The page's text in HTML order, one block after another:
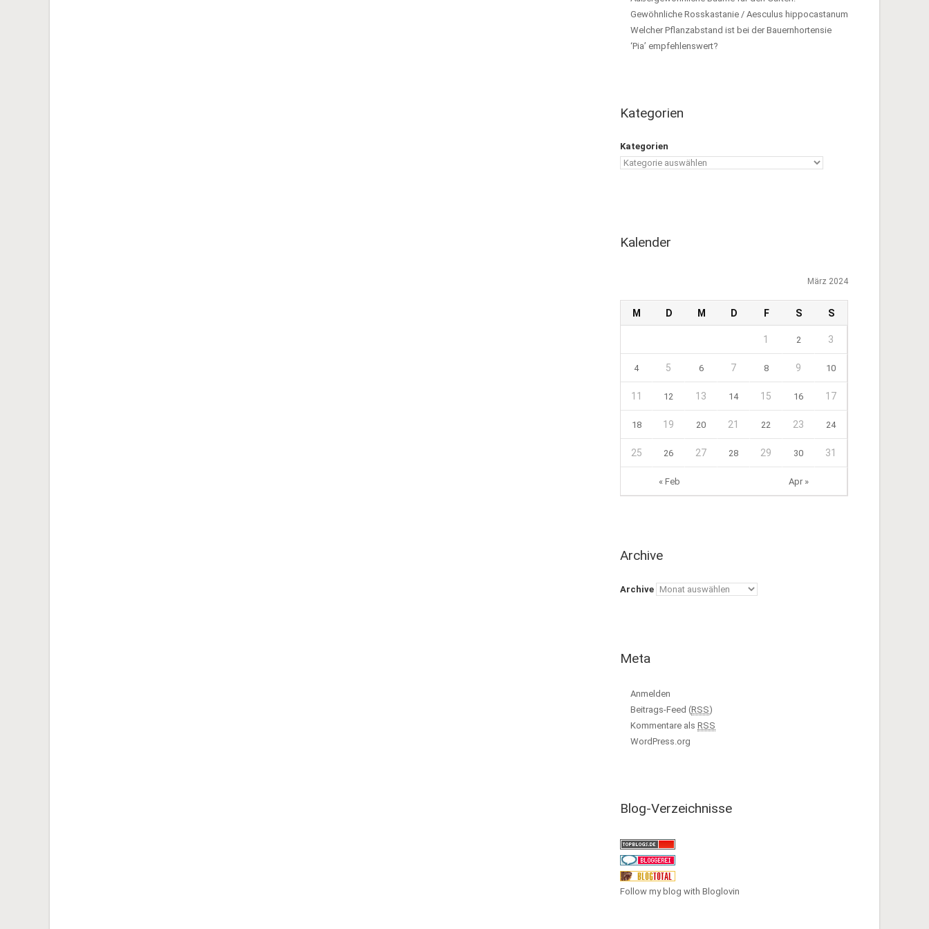
Gewöhnliche Rosskastanie / Aesculus hippocastanum
Welcher Pflanzabstand ist bei der Bauernhortensie
‘Pia’ empfehlenswert?
Kategorien
Kategorien
Kalender
März 2024
M D M D F S S
« Feb Apr »
1 2 3
4 5 6 7 8 9 10
11 12 13 14 15 16 17
18 19 20 21 22 23 24
25 26 27 28 29 30 31
Archive
Archive
Meta
Anmelden
Beitrags-Feed (RSS)
Kommentare als RSS
WordPress.org
Blog-Verzeichnisse
Follow my blog with Bloglovin